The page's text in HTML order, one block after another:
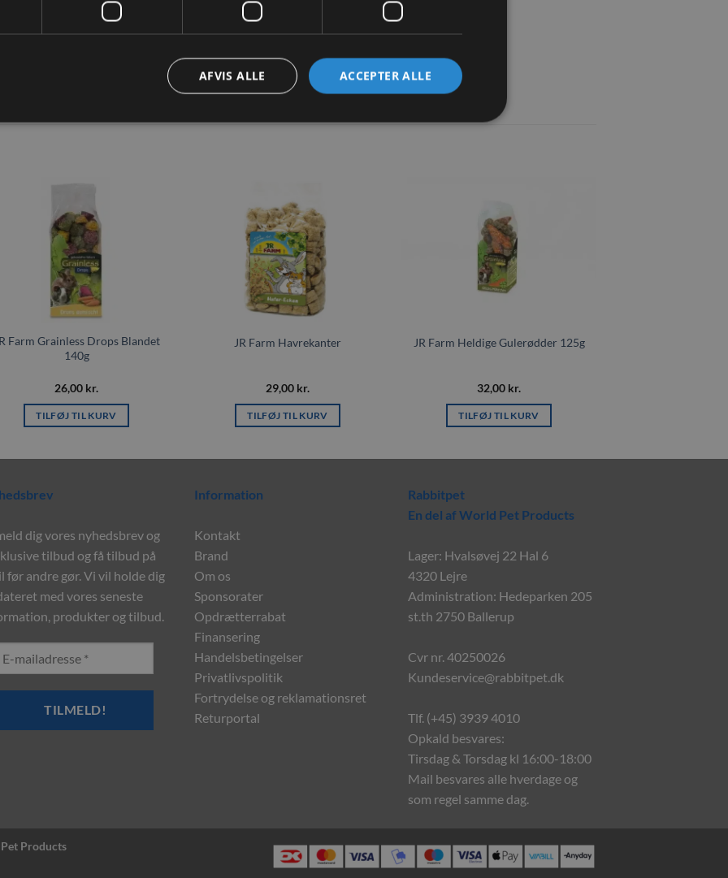
unger som start toilet, da det er nemt for dem at hoppe op i, da kanten ikke er for høj.
Farm Grainless Drops Blandet
140g
26,00 kr.
TILFØJ TIL KURV
JR Farm Havrekanter
29,00 kr.
TILFØJ TIL KURV
JR Farm Heldige Gulerødder 125g
32,00 kr.
TILFØJ TIL KURV
dig vores nyhedsbrev og
tilbud og få tilbud på
før andre gør. Vi vil holde dig
med vores seneste
produkter og tilbud.
Information
Kontakt
Brand
Om os
Sponsorater
Opdrætterrabat
Finansering
Handelsbetingelser
Privatlivspolitik
Fortrydelse og reklamationsret
Returportal
Rabbitpet
En del af World Pet Products
Lager: Hvalsøvej 22 Hal 6
4320 Lejre
Administration: Hedeparken 205
st.th 2750 Ballerup
Cvr nr. 40250026
Kundeservice@rabbitpet.dk
Tlf. (+45) 3939 4010
Opkald besvares:
Tirsdag & Torsdag kl 16:00-18:00
Mail besvares alle hverdage og
som regel samme dag.
Products
ACCEPTER ALLE
AFVIS ALLE